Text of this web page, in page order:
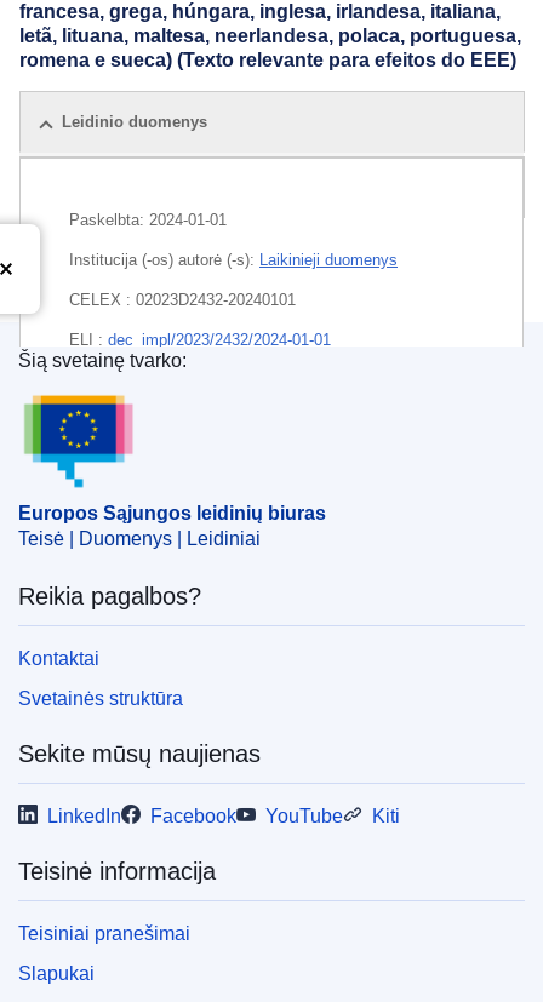
francesa, grega, húngara, inglesa, irlandesa, italiana,
letã, lituana, maltesa, neerlandesa, polaca, portuguesa,
romena e sueca) (Texto relevante para efeitos do EEE)
Leidinio duomenys
Paskelbta: 2024-01-01
Institucija (-os) autorė (-s): Laikinieji duomenys
CELEX : 02023D2432-20240101
ELI : dec_impl/2023/2432/2024-01-01
EDITION : e160f4cb-7f6b-11ee-99ba-01aa75ed71a1
EDITION : 309c4e8b-ebb2-11ee-8e14-01aa75ed71a1
Europos Sąjungos leidinių biuras
Šią svetainę tvarko:
Europos Sąjungos leidinių biuras
Teisė | Duomenys | Leidiniai
Reikia pagalbos?
Kontaktai
Svetainės struktūra
Sekite mūsų naujienas
LinkedIn Facebook YouTube Kiti
Teisinė informacija
Teisiniai pranešimai
Slapukai